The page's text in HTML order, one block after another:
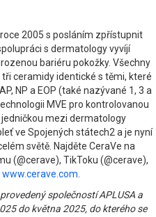
2005 s posláním zpřístupnit
s dermatology vyvíjí
bariéru pokožky. Všechny
ceramidy identické s těmi, které
NP a EOP (také nazývané 1, 3 a
MVE pro kontrolovanou
mezi dermatology
ve Spojených státech2 a je nyní
světě. Najděte CeraVe na
(@cerave), TikToku (@cerave),
www.cerave.com
společností APLUSA a
do května 2025, do kterého se